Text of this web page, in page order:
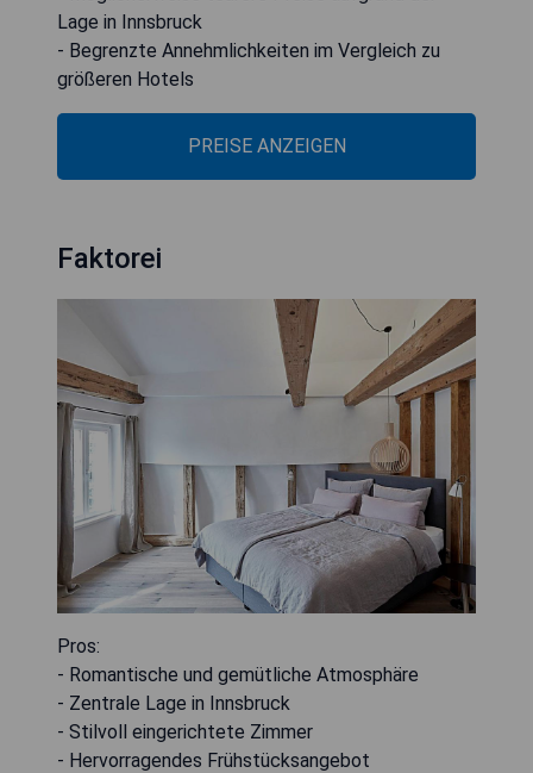
Lage in Innsbruck
- Begrenzte Annehmlichkeiten im Vergleich zu
größeren Hotels
PREISE ANZEIGEN
Faktorei
Pros:
- Romantische und gemütliche Atmosphäre
- Zentrale Lage in Innsbruck
- Stilvoll eingerichtete Zimmer
- Hervorragendes Frühstücksangebot